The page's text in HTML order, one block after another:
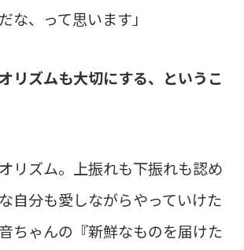
な、って思います」
オリズムも大切にする、というこ
リズム。上振れも下振れも認め
自分も愛しながらやっていけた
ちゃんの『新鮮なものを届けた